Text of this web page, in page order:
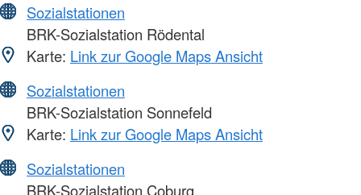
Sozialstationen
BRK-Sozialstation Rödental
Karte: Link zur Google Maps Ansicht
Sozialstationen
BRK-Sozialstation Sonnefeld
Karte: Link zur Google Maps Ansicht
Sozialstationen
BRK-Sozialstation Coburg